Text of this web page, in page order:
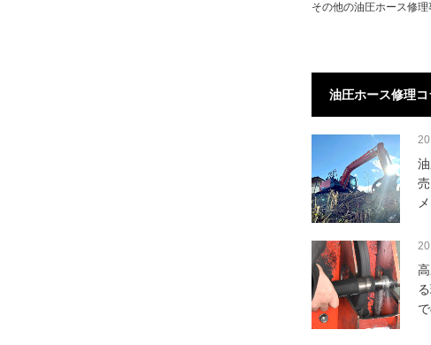
その他の油圧ホース修
油圧ホース修理コ